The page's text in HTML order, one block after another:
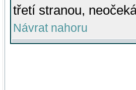
třetí stranou,
Návrat nahoru